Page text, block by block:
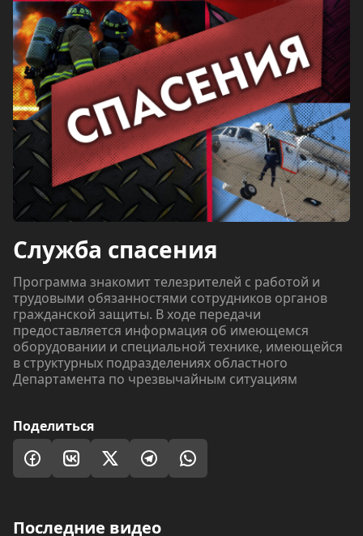
Служба спасения
Программа знакомит телезрителей с работой и
трудовыми обязанностями сотрудников органов
гражданской защиты. В ходе передачи
предоставляется информация об имеющемся
оборудовании и специальной технике, имеющейся
в структурных подразделениях областного
Департамента по чрезвычайным ситуациям
Поделиться
Последние видео